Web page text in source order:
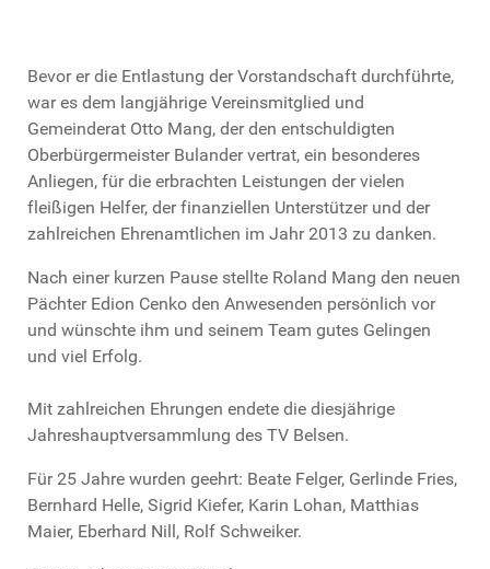
Bevor er die Entlastung der Vorstandschaft durchführte,
war es dem langjährige Vereinsmitglied und
Gemeinderat Otto Mang, der den entschuldigten
Oberbürgermeister Bulander vertrat, ein besonderes
Anliegen, für die erbrachten Leistungen der vielen
fleißigen Helfer, der finanziellen Unterstützer und der
zahlreichen Ehrenamtlichen im Jahr 2013 zu danken.
Nach einer kurzen Pause stellte Roland Mang den neuen
Pächter Edion Cenko den Anwesenden persönlich vor
und wünschte ihm und seinem Team gutes Gelingen
und viel Erfolg.
Mit zahlreichen Ehrungen endete die diesjährige
Jahreshauptversammlung des TV Belsen.
Für 25 Jahre wurden geehrt: Beate Felger, Gerlinde Fries,
Bernhard Helle, Sigrid Kiefer, Karin Lohan, Matthias
Maier, Eberhard Nill, Rolf Schweiker.